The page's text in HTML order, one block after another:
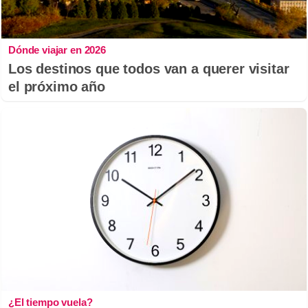
Dónde viajar en 2026
Los destinos que todos van a querer visitar
el próximo año
¿El tiempo vuela?